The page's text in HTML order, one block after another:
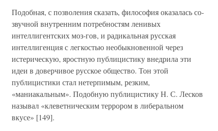
Подобная, с позволения сказать, философия оказалась со-
звучной внутренним потребностям ленивых
интеллигентских моз-гов, и радикальная русская
интеллигенция с легкостью необыкновенной через
истерическую, яростную публицистику внедрила эти
идеи в доверчивое русское общество. Тон этой
публицистики стал нетерпимым, резким,
«маниакальным». Подобную публицистику Н. С. Лесков
называл «клеветническим террором в либеральном
вкусе» [149].